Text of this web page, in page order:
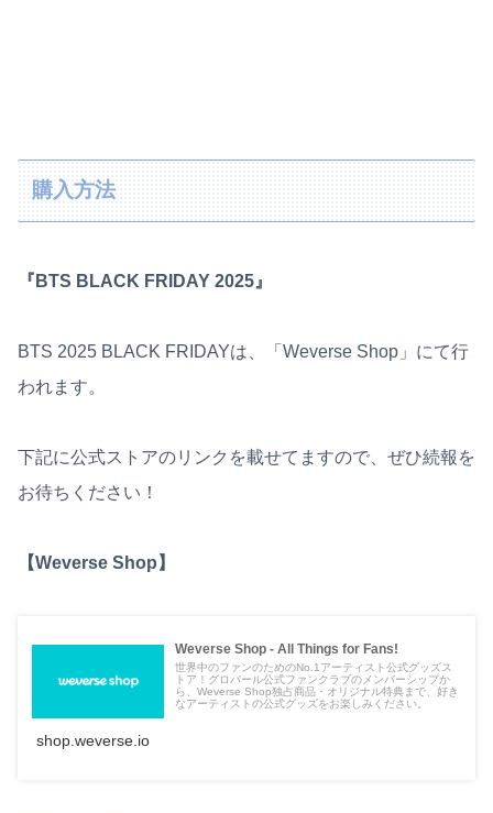
購入方法
『BTS BLACK FRIDAY 2025』
BTS 2025 BLACK FRIDAYは、「Weverse Shop」にて行
われます。
下記に公式ストアのリンクを載せてますので、ぜひ続報を
お待ちください！
【Weverse Shop】
Weverse Shop - All Things for Fans!
世界中のファンのためのNo.1アーティスト公式グッズス
トア！グロバール公式ファンクラブのメンバーシップか
ら、Weverse Shop独占商品・オリジナル特典まで、好き
なアーティストの公式グッズをお楽しみください。
shop.weverse.io